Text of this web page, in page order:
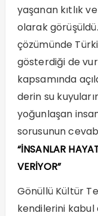
yaşanan kıtlık
olarak
çözümünde
gösterdiği de
kapsamında
derin su
yoğunlaşan
sorusunun
“İNSANLAR
VERİYOR”
Gönüllü Kültür
kendilerini kabul